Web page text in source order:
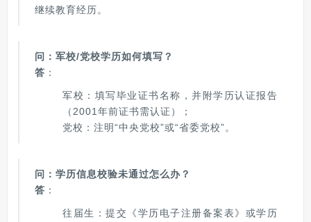
继续教育经历。
问：军校/党校学历如何填写？
答 ：
军校：填写毕业证书名称，并附学历认证报告
（2001年前证书需认证）；
党校：注明“中央党校”或“省委党校”。
问：学历信息校验未通过怎么办？
答 ：
往届生：提交《学历电子注册备案表》或学历